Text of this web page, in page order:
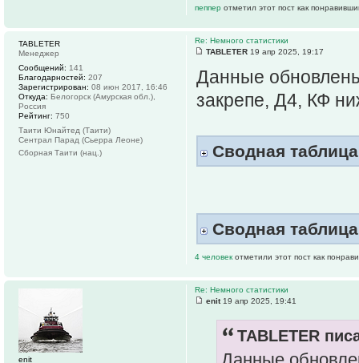
пеппер отметил этот пост как
Re: Немного статистики
TABLETER 19 апр 2025, 19:17
Данные
закрепе, Д4, КФ
Сводная
Сводная
4 человек отметили этот пост как
TABLETER
Менеджер
Сообщений: 141
Благодарностей: 207
Зарегистрирован: 08 июн 2017, 16:46
Откуда: Белогорск (Амурская обл.),
Россия
Рейтинг: 750
Таити Юнайтед (Таити)
Сентрал Парад (Сьерра Леоне)
Сборная Таити (нац.)
Re: Немного статистики
enit19 апр 2025, 19:41
TABLETER
enit